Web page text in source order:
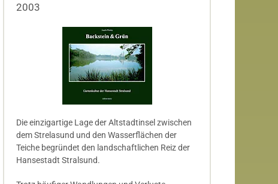
2003
Die einzigartige Lage der Altstadtinsel zwischen
dem Strelasund und den Wasserflächen der
Teiche begründet den landschaftlichen Reiz der
Hansestadt Stralsund.